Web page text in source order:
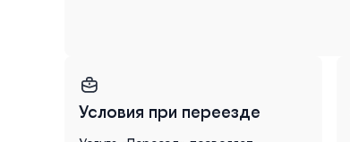
Условия при переезде